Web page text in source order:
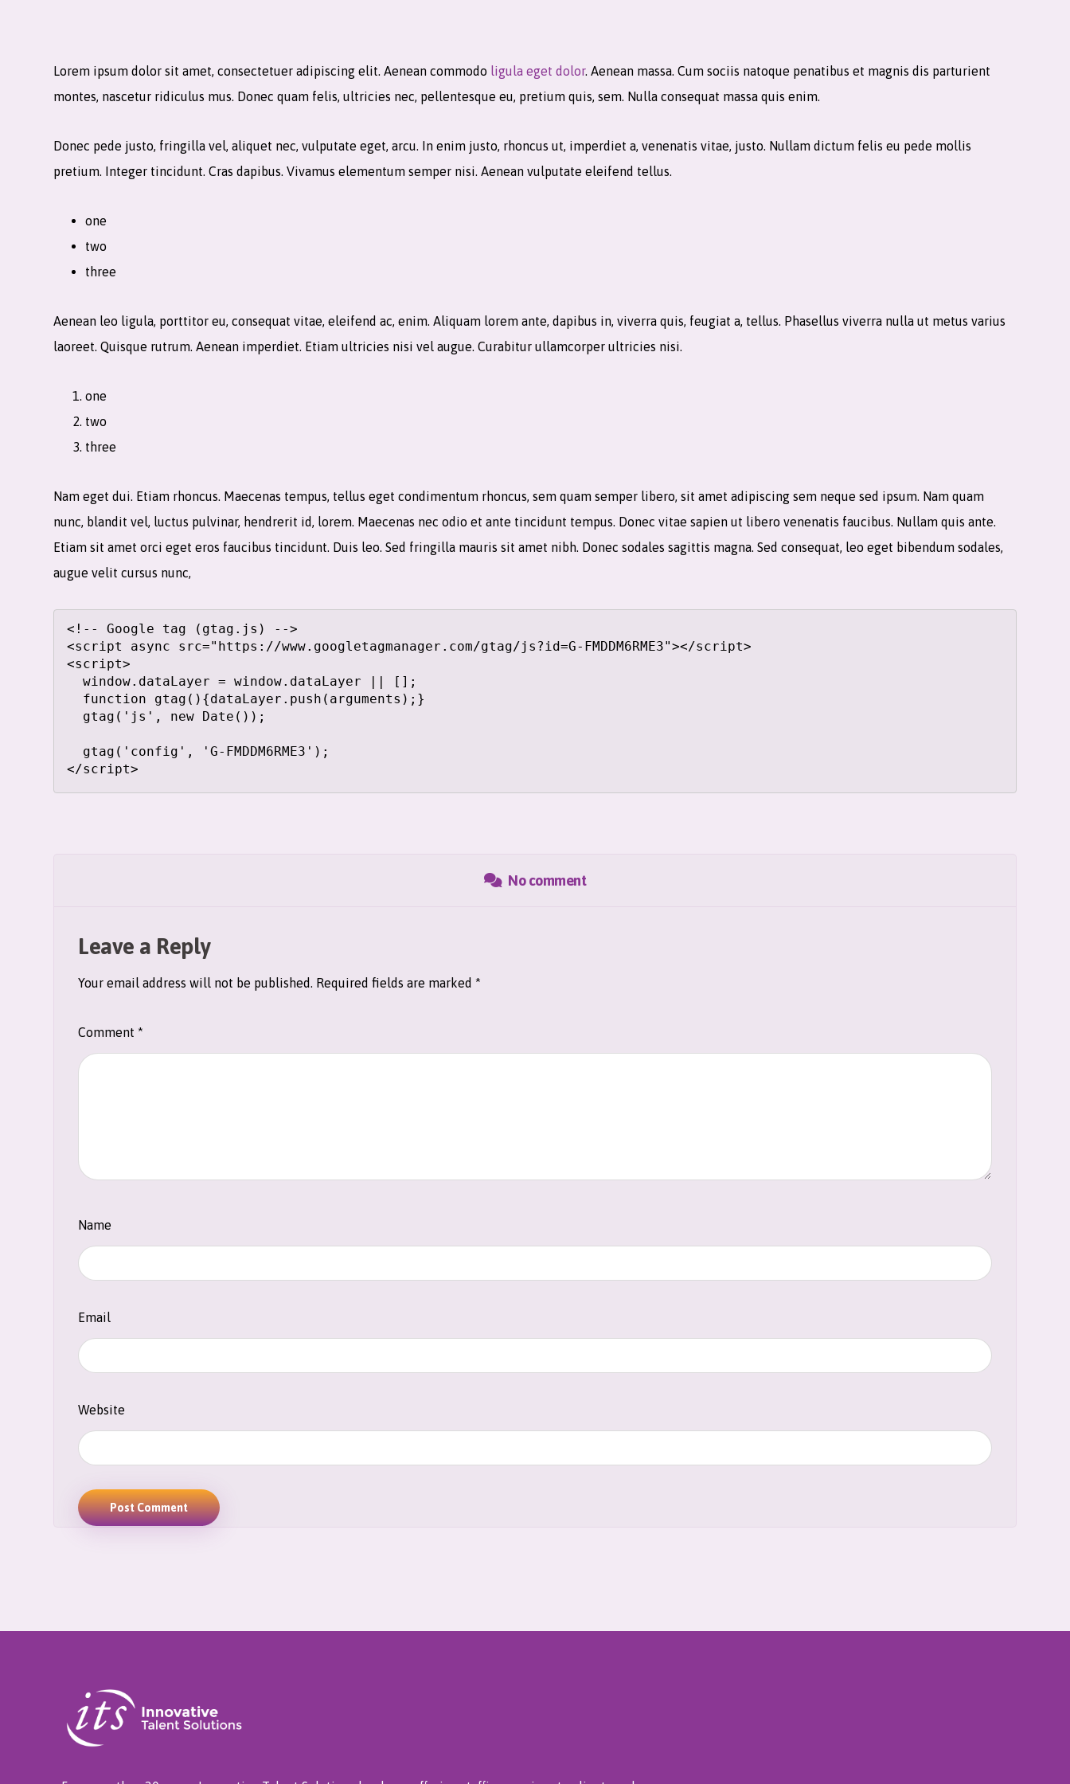
Lorem ipsum dolor sit amet, consectetuer adipiscing elit. Aenean commodo ligula eget dolor. Aenean massa. Cum sociis natoque penatibus et magnis dis parturient
montes, nascetur ridiculus mus. Donec quam felis, ultricies nec, pellentesque eu, pretium quis, sem. Nulla consequat massa quis enim.
Donec pede justo, fringilla vel, aliquet nec, vulputate eget, arcu. In enim justo, rhoncus ut, imperdiet a, venenatis vitae, justo. Nullam dictum felis eu pede mollis
pretium. Integer tincidunt. Cras dapibus. Vivamus elementum semper nisi. Aenean vulputate eleifend tellus.
one
two
three
Aenean leo ligula, porttitor eu, consequat vitae, eleifend ac, enim. Aliquam lorem ante, dapibus in, viverra quis, feugiat a, tellus. Phasellus viverra nulla ut metus varius
laoreet. Quisque rutrum. Aenean imperdiet. Etiam ultricies nisi vel augue. Curabitur ullamcorper ultricies nisi.
one
two
three
Nam eget dui. Etiam rhoncus. Maecenas tempus, tellus eget condimentum rhoncus, sem quam semper libero, sit amet adipiscing sem neque sed ipsum. Nam quam
nunc, blandit vel, luctus pulvinar, hendrerit id, lorem. Maecenas nec odio et ante tincidunt tempus. Donec vitae sapien ut libero venenatis faucibus. Nullam quis ante.
Etiam sit amet orci eget eros faucibus tincidunt. Duis leo. Sed fringilla mauris sit amet nibh. Donec sodales sagittis magna. Sed consequat, leo eget bibendum sodales,
augue velit cursus nunc,
<!-- Google tag (gtag.js) -->
<script async src="https://www.googletagmanager.com/gtag/js?id=G-FMDDM6RME3"></script>
<script>
  window.dataLayer = window.dataLayer || [];
</script>
No comment
Leave a Reply
Your email address will not be published. Required fields are marked*
Comment*
Name
Email
Website
Post Comment